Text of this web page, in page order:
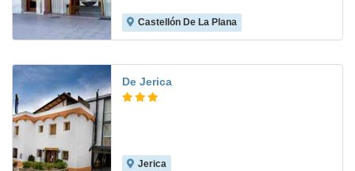
Castellón De La Plana
De Jerica
Jerica